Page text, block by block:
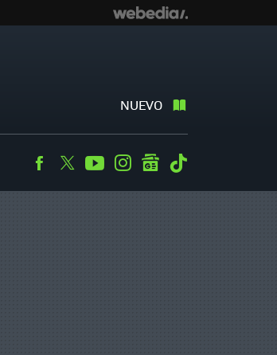
NUEVO
Facebook
TwitterYoutubeInstagramgooglenews